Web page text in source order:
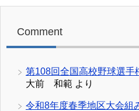
Comment
第108回全国高校野球選手
大前 和範 より
令和8年度春季地区大会組